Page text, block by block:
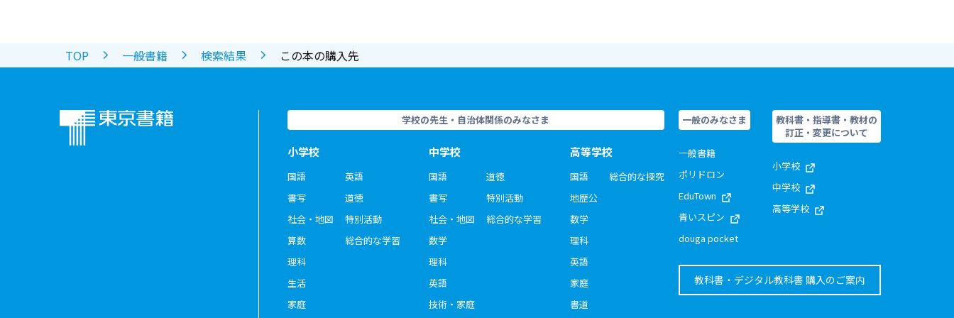
TOP 一般書籍 検索結果 この本の購入先
学校の先生・自治体関係のみなさま
小学校
国語
書写
社会・地図
算数
理科
生活
家庭
英語
道徳
特別活動
総合的な学習
中学校
国語
書写
社会・地図
数学
理科
英語
技術・家庭
道徳
特別活動
総合的な学習
高等学校
国語
地歴公
数学
理科
英語
家庭
書道
総合的な探究
一般のみなさま
一般書籍
ポリドロン
EduTown
青いスピン
douga pocket
教科書・指導書・教材の
訂正・変更について
小学校
中学校
高等学校
教科書・デジタル教科書 購入のご案内